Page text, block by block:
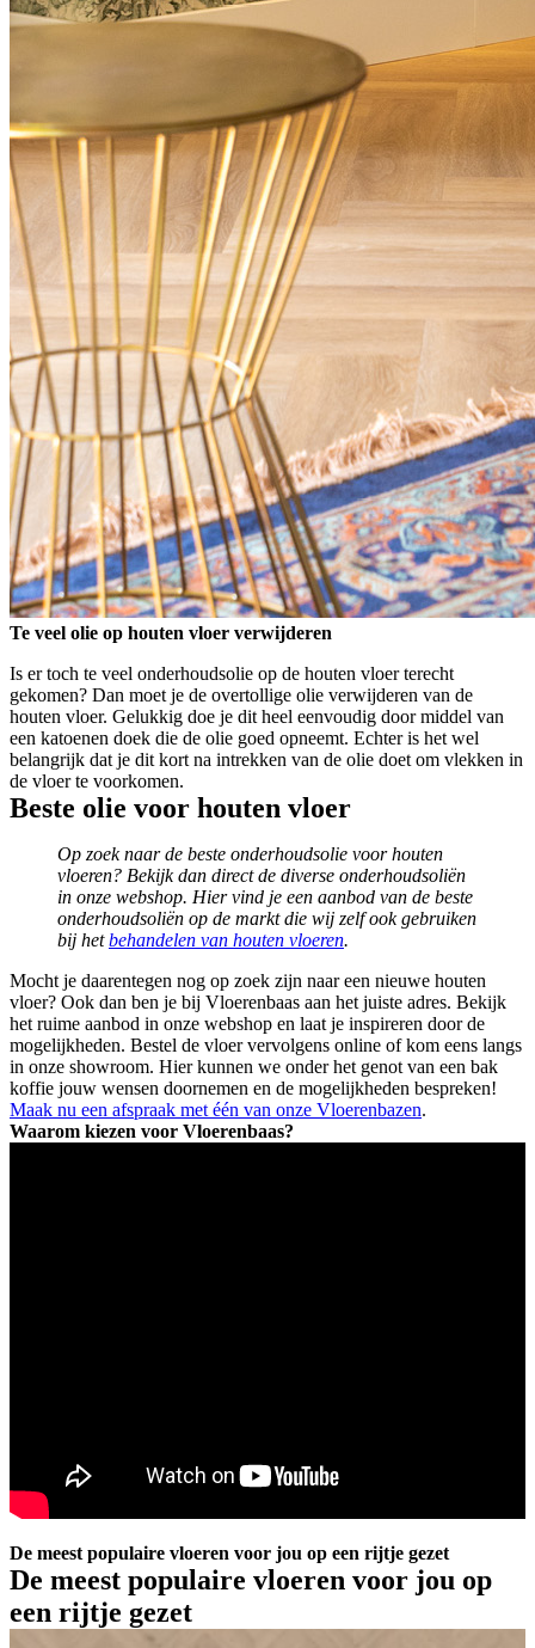
Te veel olie op houten vloer verwijderen
Is er toch te veel onderhoudsolie op de houten vloer terecht
gekomen? Dan moet je de overtollige olie verwijderen van de
houten vloer. Gelukkig doe je dit heel eenvoudig door middel van
een katoenen doek die de olie goed opneemt. Echter is het wel
belangrijk dat je dit kort na intrekken van de olie doet om vlekken in
de vloer te voorkomen.
Beste olie voor houten vloer
Op zoek naar de beste onderhoudsolie voor houten
vloeren? Bekijk dan direct de diverse onderhoudsoliën
in onze webshop. Hier vind je een aanbod van de beste
onderhoudsoliën op de markt die wij zelf ook gebruiken
bij hetbehandelen van houten vloeren.
Mocht je daarentegen nog op zoek zijn naar een nieuwe houten
vloer? Ook dan ben je bij Vloerenbaas aan het juiste adres. Bekijk
het ruime aanbod in onze webshop en laat je inspireren door de
mogelijkheden. Bestel de vloer vervolgens online of kom eens langs
in onze showroom. Hier kunnen we onder het genot van een bak
koffie jouw wensen doornemen en de mogelijkheden bespreken!
Maak nu een afspraak met één van onze Vloerenbazen.
Waarom kiezen voor Vloerenbaas?
De meest populaire vloeren voor jou op een rijtje gezet
De meest populaire vloeren voor jou op
een rijtje gezet